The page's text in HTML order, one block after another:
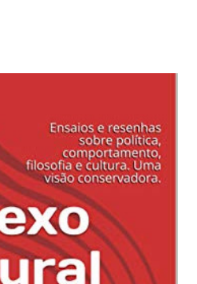
recordar e avaliar. O nosso
zero. Tivemos jornalistas (Roda
afirmando que Jesus era
(Globo News com o
de horror. Pior fez o
matéria sobre a soldado Juliane.
posso lamentar e dar zero